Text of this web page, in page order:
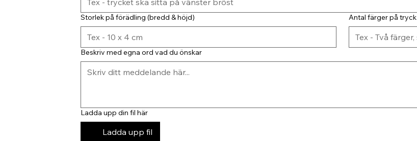
Storlek på förädling (bredd & höjd) Antal färger på tryck
Beskriv med egna ord vad du önskar
Ladda upp din fil här
Ladda upp fil